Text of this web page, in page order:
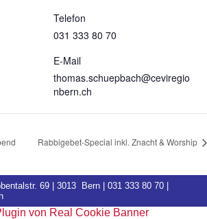
Telefon
031 333 80 70
E-Mail
thomas.schuepbach@ceviregio
nbern.ch
Rabbigebet-Special inkl. Znacht & Worship
69 | 3013 Bern | 031 333 80 70
von Real Cookie Banner